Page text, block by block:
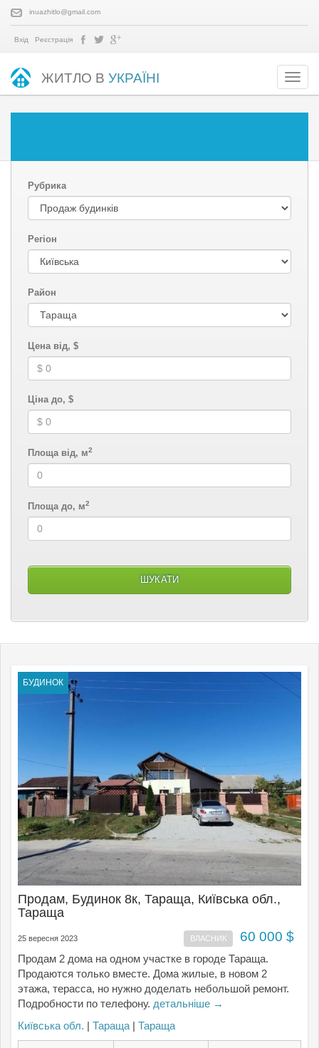
inuazhitlo@gmail.com
Вхід Реєстрація
ЖИТЛО В УКРАЇНІ
Рубрика
Регіон
Район
Цена від, $
Ціна до, $
Площа від, м2
Площа до, м2
БУДИНОК
Продам, Будинок 8к, Тараща, Київська обл.,
Тараща
25 вересня 2023 ВЛАСНИК 60 000 $
Продам 2 дома на одном участке в городе Тараща.
Продаются только вместе. Дома жилые, в новом 2
этажа, терасса, но нужно доделать небольшой ремонт.
Подробности по телефону. детальніше →
Київська обл. | Тараща | Тараща